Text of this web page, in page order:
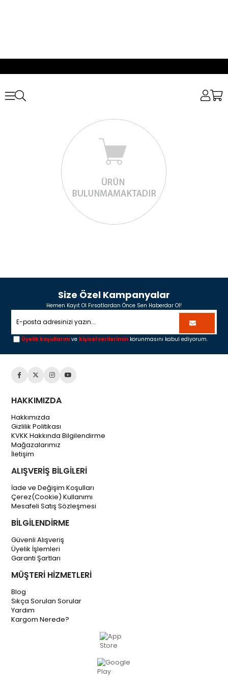
Size Özel Kampanyalar
Hemen Kayıt Ol Fırsatlardan Önce Sen Haberdar Ol!
Üyelik koşullarını ve kişisel verilerimin korunmasını kabul ediyorum.
HAKKIMIZDA
Hakkımızda
Gizlilik Politikası
KVKK Hakkında Bilgilendirme
Mağazalarımız
İletişim
ALIŞVERİŞ BİLGİLERİ
İade ve Değişim Koşulları
Çerez(Cookie) Kullanımı
Mesafeli Satış Sözleşmesi
BİLGİLENDİRME
Güvenli Alışveriş
Üyelik İşlemleri
Garanti Şartları
MÜŞTERİ HİZMETLERİ
Blog
Sıkça Sorulan Sorular
Yardım
Kargom Nerede?